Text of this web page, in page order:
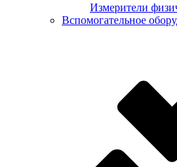
Измерители
Вспомогательное